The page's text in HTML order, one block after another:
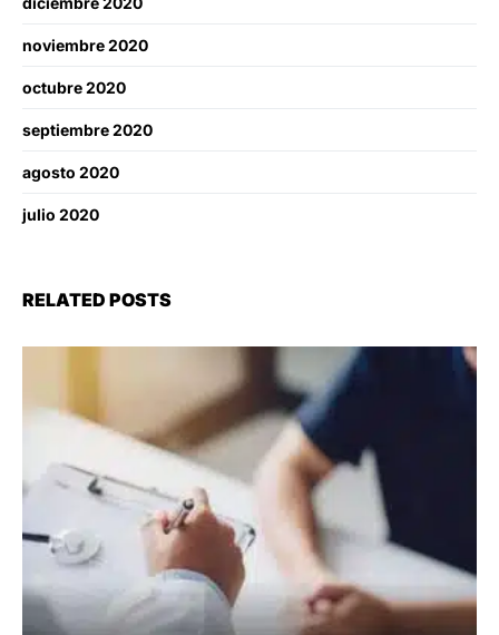
noviembre 2020
octubre 2020
septiembre 2020
agosto 2020
julio 2020
RELATED POSTS